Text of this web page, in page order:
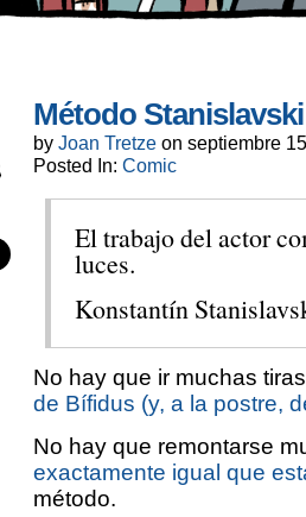
Método Stanislavski
by Joan Tretze on septiembre
Posted In: Comic
El trabajo del actor
luces.
Konstantín
No hay que ir muchas
de Bífidus (y, a la postre,
No hay que remontarse
exactamente igual que
método.